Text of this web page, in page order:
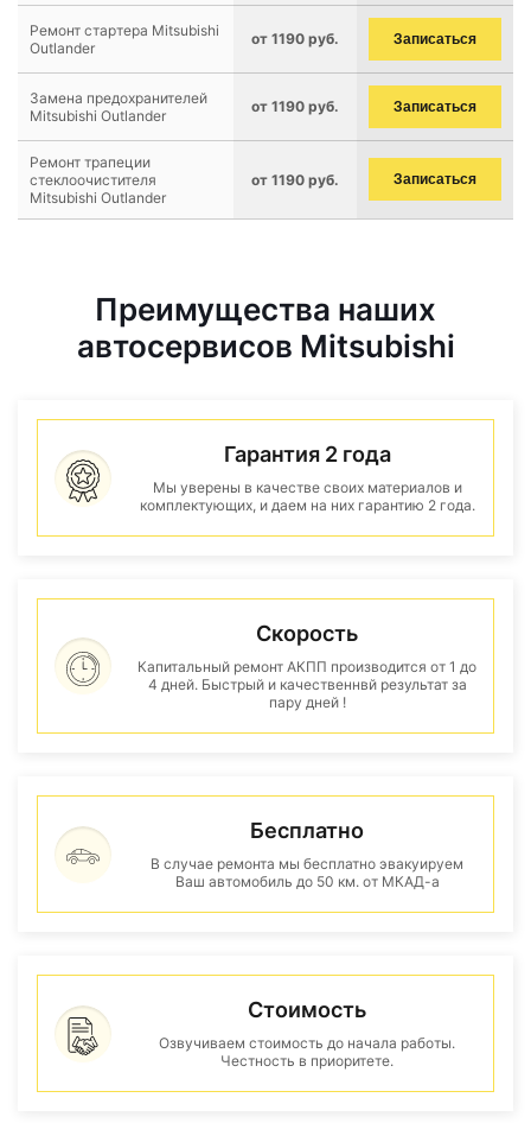
Ремонт стартера Mitsubishi
Outlander
от 1190 руб. Записаться
Замена предохранителей
Mitsubishi Outlander
от 1190 руб. Записаться
Ремонт трапеции
стеклоочистителя
Mitsubishi Outlander
от 1190 руб. Записаться
Преимущества наших
автосервисов Mitsubishi
Гарантия 2 года
Мы уверены в качестве своих материалов и
комплектующих, и даем на них гарантию 2 года.
Скорость
Капитальный ремонт АКПП производится от 1 до
4 дней. Быстрый и качественнвй результат за
пару дней !
Бесплатно
В случае ремонта мы бесплатно эвакуируем
Ваш автомобиль до 50 км. от МКАД-а
Стоимость
Озвучиваем стоимость до начала работы.
Честность в приоритете.